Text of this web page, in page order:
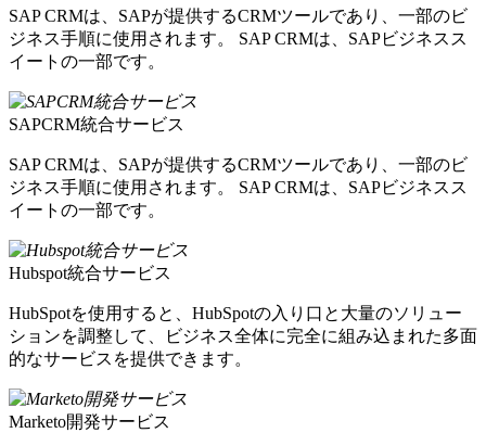
SAP CRMは、SAPが提供するCRMツールであり、一部のビ
ジネス手順に使用されます。 SAP CRMは、SAPビジネスス
イートの一部です。
SAPCRM統合サービス
SAP CRMは、SAPが提供するCRMツールであり、一部のビ
ジネス手順に使用されます。 SAP CRMは、SAPビジネスス
イートの一部です。
Hubspot統合サービス
HubSpotを使用すると、HubSpotの入り口と大量のソリュー
ションを調整して、ビジネス全体に完全に組み込まれた多面
的なサービスを提供できます。
Marketo開発サービス